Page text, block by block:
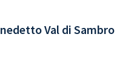
Val di Sambro